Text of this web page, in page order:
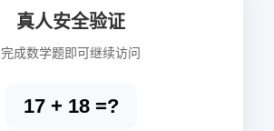
真人安全验证
完成数学题即可继续访问
17 + 18 =?